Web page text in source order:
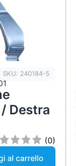
SKU: 240184-5
Destra
(0)
al carrello